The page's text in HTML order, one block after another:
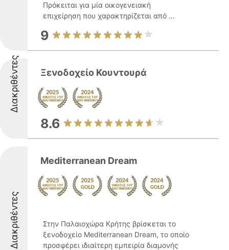
Πρόκειται για μία οικογενειακή
επιχείρηση που χαρακτηρίζεται από ...
9
Διακριθέντες Ξενοδοχείο Κουντουρά
8.6
Διακριθέντες
Mediterranean Dream
Στην Παλαιοχώρα Κρήτης βρίσκεται το
ξενοδοχείο Mediterranean Dream, το οποίο
προσφέρει ιδιαίτερη εμπειρία διαμονής